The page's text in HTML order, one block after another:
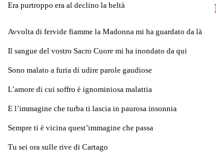
Era purtroppo era al declino la beltà
Avvolta di fervide fiamme la Madonna mi ha guardato da là
Il sangue del vostro Sacro Cuore mi ha inondato da qui
Sono malato a furia di udire parole gaudiose
L’amore di cui soffro è ignominiosa malattia
E l’immagine che turba ti lascia in paurosa insonnia
Sempre ti è vicina quest’immagine che passa
Tu sei ora sulle rive di Cartago